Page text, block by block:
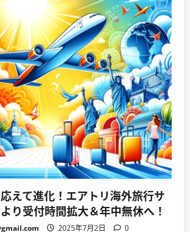
えて進化！エアトリ海外旅行サ
り受付時間拡大＆年中無休へ！
2025年7月2日 0